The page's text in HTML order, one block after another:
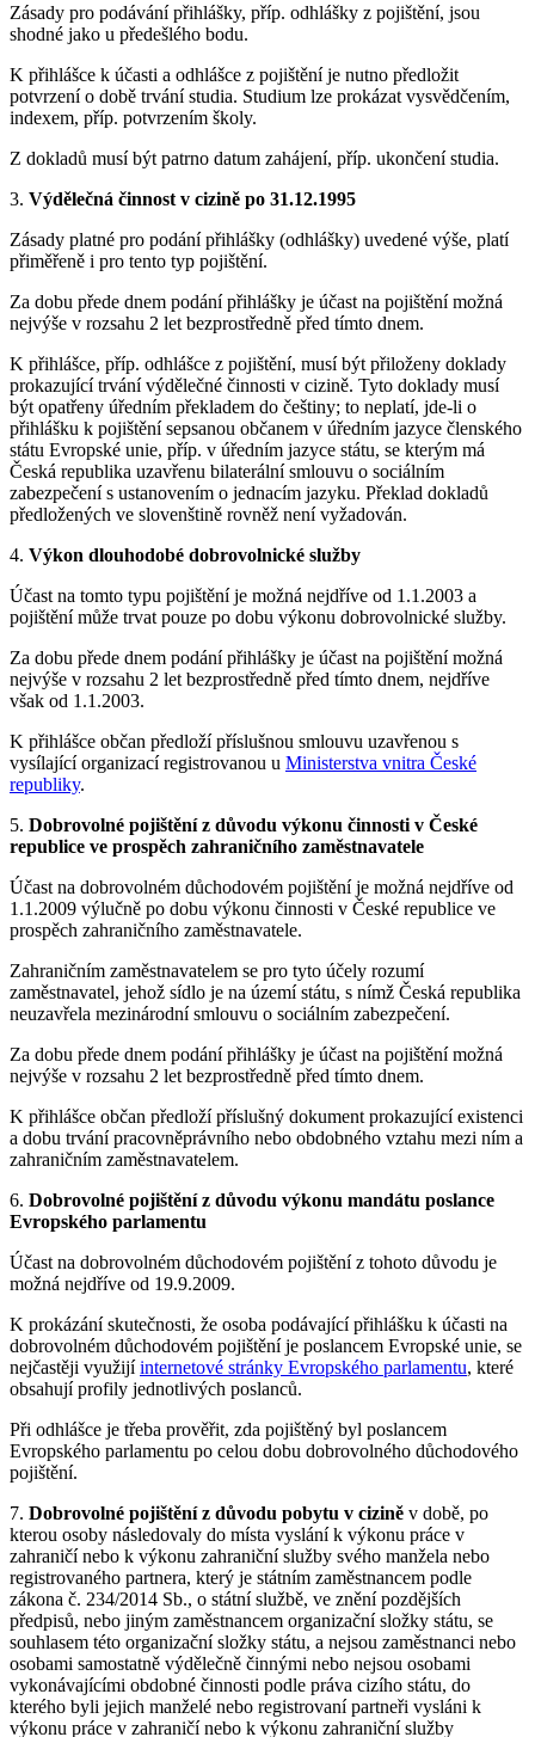
Zásady pro podávání přihlášky, příp. odhlášky z pojištění, jsou
shodné jako u předešlého bodu.
K přihlášce k účasti a odhlášce z pojištění je nutno předložit
potvrzení o době trvání studia. Studium lze prokázat vysvědčením,
indexem, příp. potvrzením školy.
Z dokladů musí být patrno datum zahájení, příp. ukončení studia.
3. Výdělečná činnost v cizině po 31.12.1995
Zásady platné pro podání přihlášky (odhlášky) uvedené výše, platí
přiměřeně i pro tento typ pojištění.
Za dobu přede dnem podání přihlášky je účast na pojištění možná
nejvýše v rozsahu 2 let bezprostředně před tímto dnem.
K přihlášce, příp. odhlášce z pojištění, musí být přiloženy doklady
prokazující trvání výdělečné činnosti v cizině. Tyto doklady musí
být opatřeny úředním překladem do češtiny; to neplatí, jde-li o
přihlášku k pojištění sepsanou občanem v úředním jazyce členského
státu Evropské unie, příp. v úředním jazyce státu, se kterým má
Česká republika uzavřenu bilaterální smlouvu o sociálním
zabezpečení s ustanovením o jednacím jazyku. Překlad dokladů
předložených ve slovenštině rovněž není vyžadován.
4. Výkon dlouhodobé dobrovolnické služby
Účast na tomto typu pojištění je možná nejdříve od 1.1.2003 a
pojištění může trvat pouze po dobu výkonu dobrovolnické služby.
Za dobu přede dnem podání přihlášky je účast na pojištění možná
nejvýše v rozsahu 2 let bezprostředně před tímto dnem, nejdříve
však od 1.1.2003.
K přihlášce občan předloží příslušnou smlouvu uzavřenou s
vysílající organizací registrovanou u Ministerstva vnitra České
republiky.
5. Dobrovolné pojištění z důvodu výkonu činnosti v České
republice ve prospěch zahraničního zaměstnavatele
Účast na dobrovolném důchodovém pojištění je možná nejdříve od
1.1.2009 výlučně po dobu výkonu činnosti v České republice ve
prospěch zahraničního zaměstnavatele.
Zahraničním zaměstnavatelem se pro tyto účely rozumí
zaměstnavatel, jehož sídlo je na území státu, s nímž Česká republika
neuzavřela mezinárodní smlouvu o sociálním zabezpečení.
Za dobu přede dnem podání přihlášky je účast na pojištění možná
nejvýše v rozsahu 2 let bezprostředně před tímto dnem.
K přihlášce občan předloží příslušný dokument prokazující existenci
a dobu trvání pracovněprávního nebo obdobného vztahu mezi ním a
zahraničním zaměstnavatelem.
6. Dobrovolné pojištění z důvodu výkonu mandátu poslance
Evropského parlamentu
Účast na dobrovolném důchodovém pojištění z tohoto důvodu je
možná nejdříve od 19.9.2009.
K prokázání skutečnosti, že osoba podávající přihlášku k účasti na
dobrovolném důchodovém pojištění je poslancem Evropské unie, se
nejčastěji využijíinternetové stránky Evropského parlamentu, které
obsahují profily jednotlivých poslanců.
Při odhlášce je třeba prověřit, zda pojištěný byl poslancem
Evropského parlamentu po celou dobu dobrovolného důchodového
pojištění.
7. Dobrovolné pojištění z důvodu pobytu v cizině v době, po
kterou osoby následovaly do místa vyslání k výkonu práce v
zahraničí nebo k výkonu zahraniční služby svého manžela nebo
registrovaného partnera, který je státním zaměstnancem podle
zákona č. 234/2014 Sb., o státní službě, ve znění pozdějších
předpisů, nebo jiným zaměstnancem organizační složky státu, se
souhlasem této organizační složky státu, a nejsou zaměstnanci nebo
osobami samostatně výdělečně činnými nebo nejsou osobami
vykonávajícími obdobné činnosti podle práva cizího státu, do
kterého byli jejich manželé nebo registrovaní partneři vysláni k
výkonu práce v zahraničí nebo k výkonu zahraniční služby